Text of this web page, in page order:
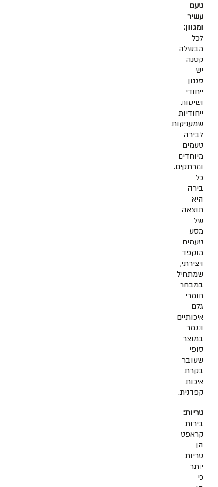
טעם
עשיר
ומגוון:
לכל
מבשלה
קטנה
יש
סגנון
ייחודי
ושיטות
ייחודיות
שמעניקות
לבירה
טעמים
מיוחדים
ומרתקים.
כל
בירה
היא
תוצאה
של
מסע
טעמים
מוקפד
ויצירתי,
שמתחיל
במבחר
חומרי
גלם
איכותיים
ונגמר
במוצר
סופי
שעובר
בקרת
איכות
קפדנית.
טריות:
בירות
קראפט
הן
טריות
יותר
כי